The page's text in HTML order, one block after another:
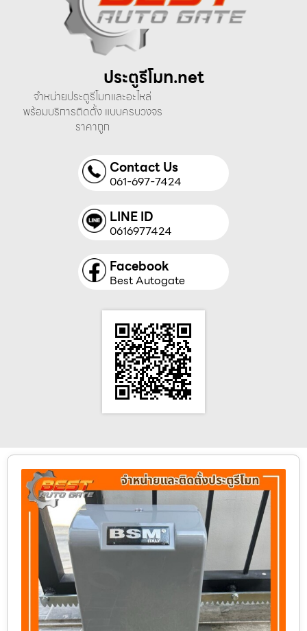
ประตูรีโมท.net
จำหน่ายประตูรีโมทและอะไหล่
พร้อมบริการติดตั้ง แบบครบวงจร
ราคาถูก
Contact Us
061-697-7424
LINE ID
0616977424
Facebook
Best Autogate